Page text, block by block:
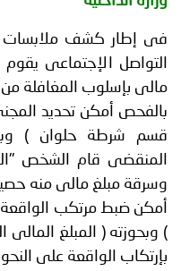
الأمانة
نحن
اتصل
بنا
كشف ملابسات مقطع
الإجتماعى يقوم
بإسلوب المغافلة من بائع
أمكن تحديد المجنى
قام الشخص "الظاهر
مبلغ مالى منه حصيلة
ضبط مرتكب الواقعة ( عنصر
( المبلغ المالى
الواقعة على النحو